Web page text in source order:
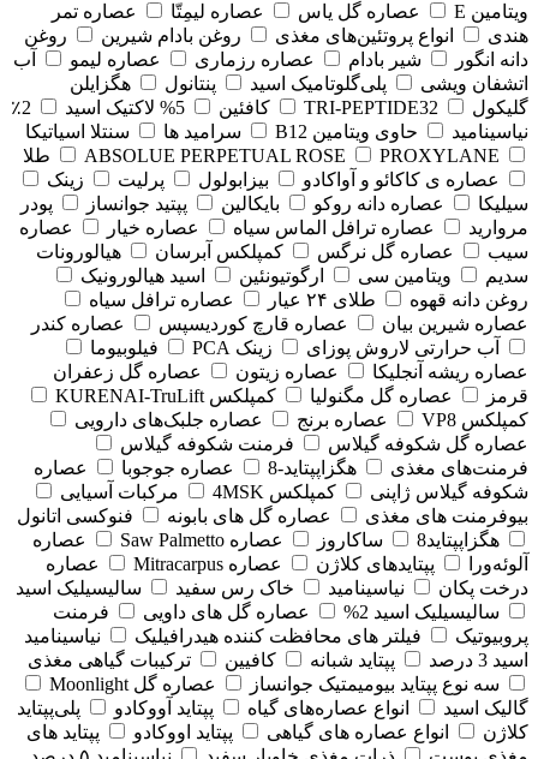
ویتامین E
عصاره گل یاس عصاره لیمِتّا
عصاره تمر
هندی
انواع پروتئین‌های مغذی روغن بادام شیرین
روغن
دانه انگور
شیر بادام عصاره رزماری عصاره لیمو
آب
اتشفان ویشی
پلی‌گلوتامیک اسید پنتانول
هگزایلن
گلیکول
TRI-PEPTIDE32 کافئین 5% لاکتیک اسید
2٪
نیاسینامید
حاوی ویتامین B12 سرامید ها
سنتلا اسیاتیکا
ABSOLUE PERPETUAL ROSE
PROXYLANE
طلا
عصاره ی کاکائو و آواکادو
بیزابولول پرلیت
زینک
سیلیکا
عصاره دانه روکو بایکالین پپتید جوانساز
پودر
مروارید
عصاره ترافل الماس سیاه عصاره خیار
عصاره
سیب
عصاره گل نرگس کمپلکس آبرسان
هیالورونات
سدیم
ویتامین سی ارگوتیونئین
اسید هیالورونیک
روغن دانه قهوه
طلای ۲۴ عیار
عصاره ترافل سیاه
عصاره شیرین بیان
عصاره قارچ کوردیسپس
عصاره کندر
آب حرارتی لاروش پوزای
زینک PCA
فیلوبیوما
عصاره ریشه آنجلیکا
عصاره زیتون
عصاره گل زعفران
قرمز
عصاره گل مگنولیا
کمپلکس KURENAI-TruLift
کمپلکس VP8
عصاره برنج
عصاره جلبک‌های دارویی
عصاره گل شکوفه گیلاس
فرمنت شکوفه گیلاس
فرمنت‌های مغذی
هگزاپپتاید-8 عصاره جوجوبا
عصاره
شکوفه گیلاس ژاپنی
کمپلکس 4MSK
مرکبات آسیایی
بیوفرمنت های مغذی
عصاره گل های بابونه
فنوکسی اتانول
هگزاپپتاید8
ساکاروز عصاره Saw Palmetto
عصاره
آلوئه‌ورا
پپتایدهای کلاژن عصاره Mitracarpus
عصاره
درخت پکان
نیاسینامید خاک رس سفید
سالیسیلیک اسید
سالیسیلیک اسید 2%
عصاره گل های داویی
فرمنت
پروبیوتیک
فیلتر های محافظت کننده هیدرافیلیک
نیاسینامید
اسید 3 درصد
پپتاید شبانه کافیین
ترکیبات گیاهی مغذی
سه نوع پپتاید بیومیمتیک جوانساز
عصاره گل Moonlight
گالیک اسید
انواع عصاره‌های گیاه پپتاید آووکادو
پلی‌پپتاید
کلاژن
انواع عصاره های گیاهی پپتاید اووکادو
پپتاید های